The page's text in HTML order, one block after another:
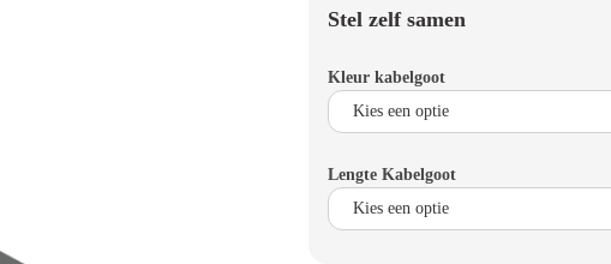
Stel zelf samen
Kleur kabelgoot
Lengte Kabelgoot